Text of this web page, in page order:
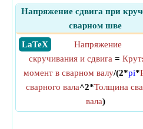
Напряжение сдвига при
сварном шве
​ LaTeX
Напряжение
скручивания и сдвига =
момент в сварном валу/(2*pi*
сварного вала^2*Толщина
вала)